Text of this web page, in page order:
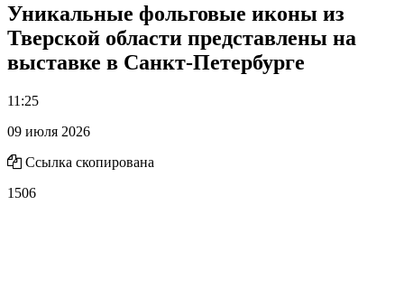
Уникальные фольговые иконы из
Тверской области представлены на
выставке в Санкт-Петербурге
11:25
09 июля 2026
Ссылка скопирована
1506